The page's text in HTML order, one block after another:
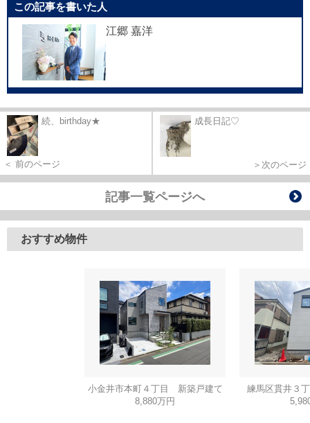
この記事を書いた人
江郷 嘉洋
続、birthday★
＜ 前のページ
成長日記♡
＞次のページ
記事一覧ページへ
おすすめ物件
小金井市本町４丁目 新築戸建て
8,880万円
練馬区貫井３